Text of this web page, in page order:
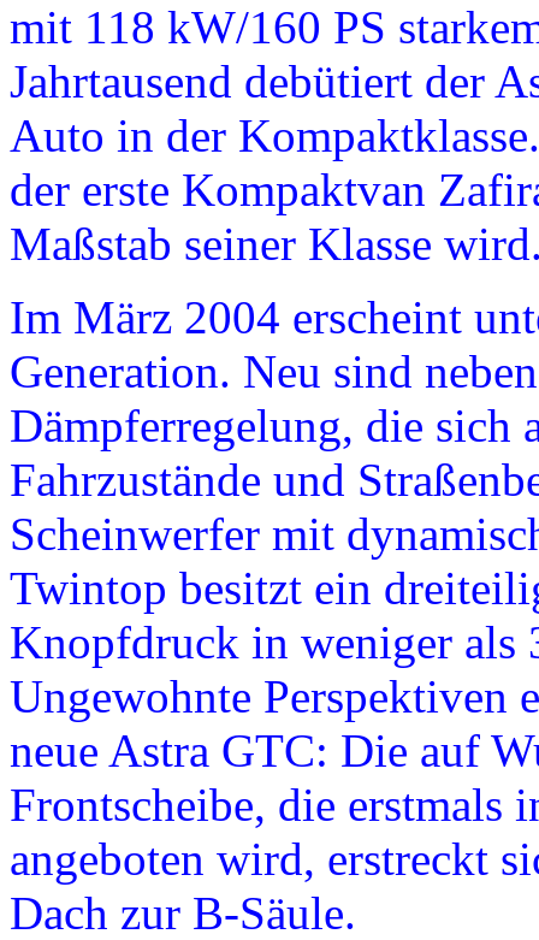
mit 118 kW/160 PS
Jahrtausend debütiert der
Auto in der
der erste Kompaktvan
Maßstab seiner Klasse
Im März 2004 erscheint
Generation. Neu sind
Dämpferregelung, die sich
Fahrzustände und
Scheinwerfer mit
Twintop besitzt ein
Knopfdruck in weniger als
Ungewohnte Perspektiven
neue Astra GTC: Die auf
Frontscheibe, die erstmals
angeboten wird, erstreckt
Dach zur B-Säule.